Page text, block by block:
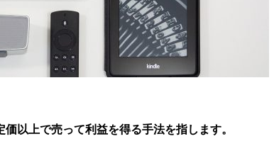
以上で売って利益を得る手法を指します。